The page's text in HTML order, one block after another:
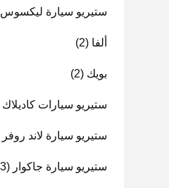
ستيريو سيارة ليكسوس
ألفا (2)
بويك (2)
ستيريو سيارات كاديلاك
ستيريو سيارة لاند روفر
ستيريو سيارة جاكوار (3)